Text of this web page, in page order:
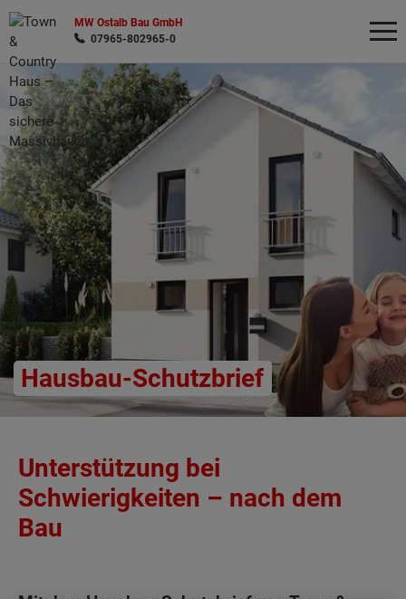
MW Ostalb Bau GmbH
07965-802965-0
Hausbau-Schutzbrief
Unterstützung bei
Schwierigkeiten – nach dem
Bau
Wonach möchten Sie suchen?